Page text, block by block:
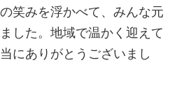
笑みを浮かべて、みんな元
した。地域で温かく迎えて
にありがとうございまし